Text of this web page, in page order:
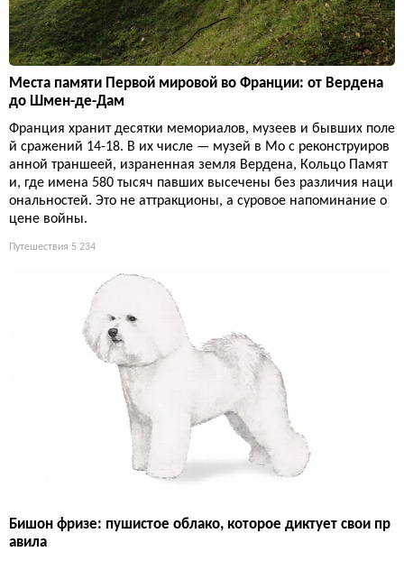
Места памяти Первой мировой во Франции: от Вердена
до Шмен-де-Дам
Франция хранит десятки мемориалов, музеев и бывших поле
й сражений 14-18. В их числе — музей в Мо с реконструиров
анной траншеей, израненная земля Вердена, Кольцо Памят
и, где имена 580 тысяч павших высечены без различия наци
ональностей. Это не аттракционы, а суровое напоминание о
цене войны.
Путешествия 5 234
Бишон фризе: пушистое облако, которое диктует свои пр
авила